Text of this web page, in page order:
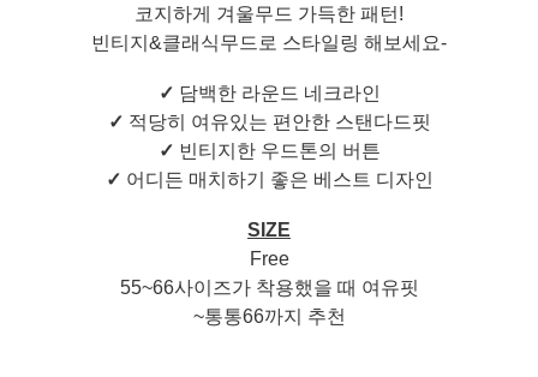
코지하게 겨울무드 가득한 패턴!
빈티지&클래식무드로 스타일링 해보세요-
✓ 담백한 라운드 네크라인
✓ 적당히 여유있는 편안한 스탠다드핏
✓ 빈티지한 우드톤의 버튼
✓ 어디든 매치하기 좋은 베스트 디자인
SIZE
Free
55~66사이즈가 착용했을 때 여유핏
~통통66까지 추천